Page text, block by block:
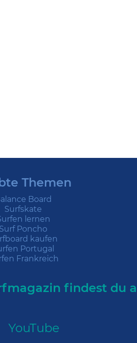
Themen
Board
Surfskate
lernen
Surf Poncho
kaufen
Portugal
Frankreich
findest du
YouTube